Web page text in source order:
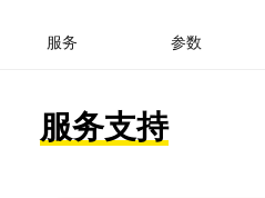
服务 参数
服务支持